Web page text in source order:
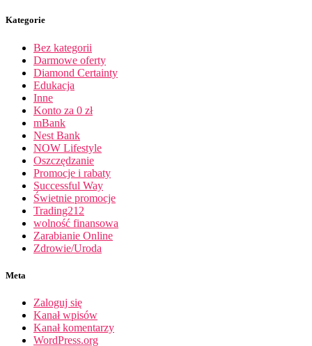
Kategorie
Bez kategorii
Darmowe oferty
Diamond Certainty
Edukacja
Inne
Konto za 0 zł
mBank
Nest Bank
NOW Lifestyle
Oszczędzanie
Promocje i rabaty
Successful Way
Świetnie promocje
Trading212
wolność finansowa
Zarabianie Online
Zdrowie/Uroda
Meta
Zaloguj się
Kanał wpisów
Kanał komentarzy
WordPress.org